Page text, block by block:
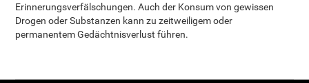
Erinnerungsverfälschungen. Auch der Konsum von gewissen
Drogen oder Substanzen kann zu zeitweiligem oder
permanentem Gedächtnisverlust führen.